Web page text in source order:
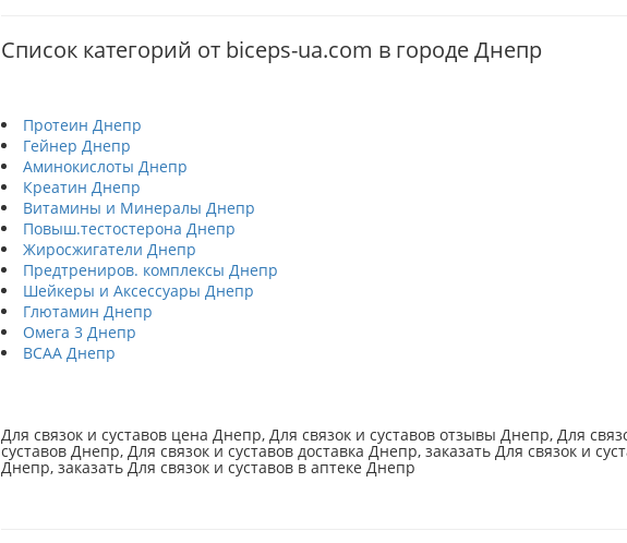
Список категорий от biceps-ua.com в городе Днепр
Протеин Днепр
Гейнер Днепр
Аминокислоты Днепр
Креатин Днепр
Витамины и Минералы Днепр
Повыш.тестостерона Днепр
Жиросжигатели Днепр
Предтрениров. комплексы Днепр
Шейкеры и Аксессуары Днепр
Глютамин Днепр
Омега 3 Днепр
BCAA Днепр
Для связок и суставов цена Днепр, Для связок и суставов отзывы Днепр, Для
суставов Днепр, Для связок и суставов доставка Днепр, заказать Для связок и
Днепр, заказать Для связок и суставов в аптеке Днепр